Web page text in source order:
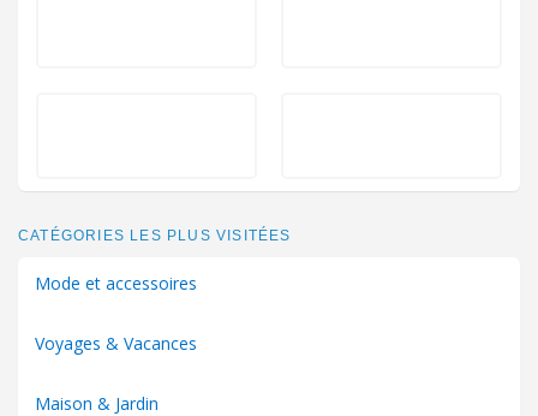
CATÉGORIES LES PLUS VISITÉES
Mode et accessoires
Voyages & Vacances
Maison & Jardin